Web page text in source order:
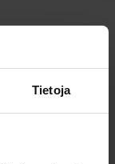
Tietoja
kauttamme.